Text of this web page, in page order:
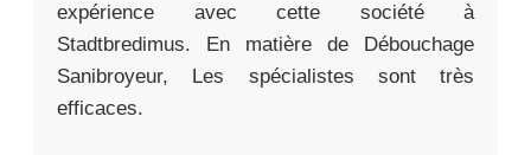
expérience avec cette société à
Stadtbredimus. En matière de Débouchage
Sanibroyeur, Les spécialistes sont très
efficaces.